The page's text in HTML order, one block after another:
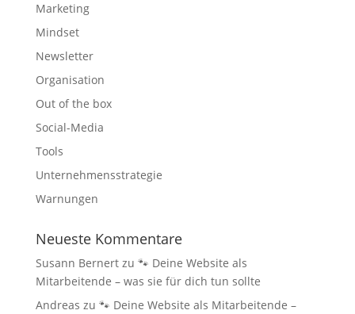
Marketing
Mindset
Newsletter
Organisation
Out of the box
Social-Media
Tools
Unternehmensstrategie
Warnungen
Neueste Kommentare
Susann Bernertzu 🐾 Deine Website als
Mitarbeitende – was sie für dich tun sollte
Andreas zu 🐾 Deine Website als Mitarbeitende –